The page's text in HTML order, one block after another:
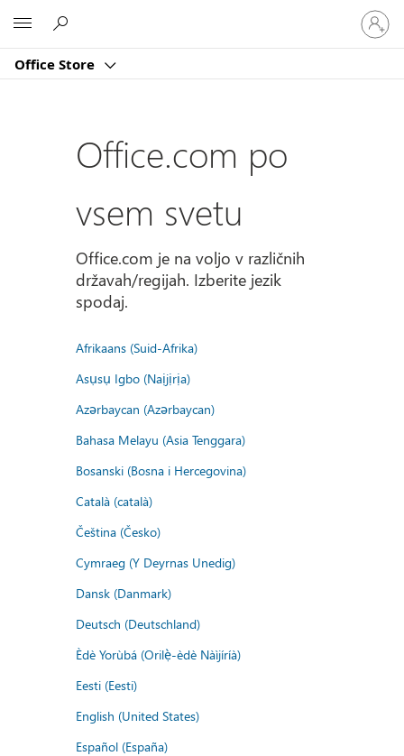
Office Store
Vpišite
se
v
račun
Office.com po
vsem svetu
Office.com je na voljo v različnih
državah/regijah. Izberite jezik
spodaj.
Afrikaans (Suid-Afrika)
Asụsụ Igbo (Naịjịrịa)
Azərbaycan (Azərbaycan)
Bahasa Melayu (Asia Tenggara)
Bosanski (Bosna i Hercegovina)
Català (català)
Čeština (Česko)
Cymraeg (Y Deyrnas Unedig)
Dansk (Danmark)
Deutsch (Deutschland)
Èdè Yorùbá (Orilẹ̀-èdè Nàìjíríà)
Eesti (Eesti)
English (United States)
Español (España)